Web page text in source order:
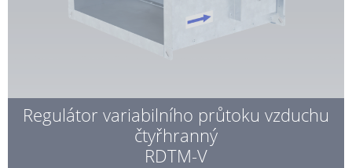
Regulátor variabilního průtoku vzduchu
čtyřhranný
RDTM-V